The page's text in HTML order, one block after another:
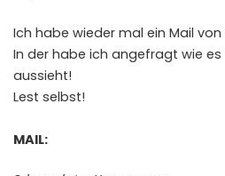
Ich habe wieder mal ein Mail von
In der habe ich angefragt wie es
aussieht!
Lest selbst!
MAIL: